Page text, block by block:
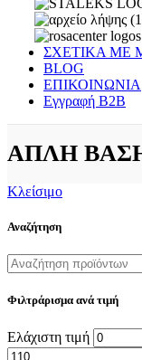
ΣΧΕΤΙΚΑ ΜΕ
BLOG
ΕΠΙΚΟΙΝΩΝΙΑ
Εγγραφή Β2Β
ΑΠΛΗ
Κλείσιμο
Αναζήτηση
Φιλτράρισμα ανά τιμή
Ελάχιστη τιμή